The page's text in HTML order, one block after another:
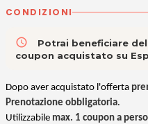
CONDIZIONI
access_time
Potrai beneficiare
coupon acquistato su
Dopo aver acquistato l'offerta
Prenotazione obbligatoria.
Utilizzabile max. 1 coupon a